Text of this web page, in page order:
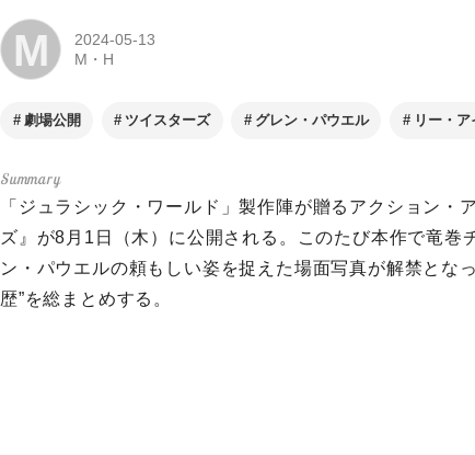
M
2024-05-13
M・H
劇場公開 ツイスターズ グレン・パウエル リー・
「ジュラシック・ワールド」製作陣が贈るアクション・
ズ』が8月1日（木）に公開される。このたび本作で竜巻
ン・パウエルの頼もしい姿を捉えた場面写真が解禁とな
歴”を総まとめする。